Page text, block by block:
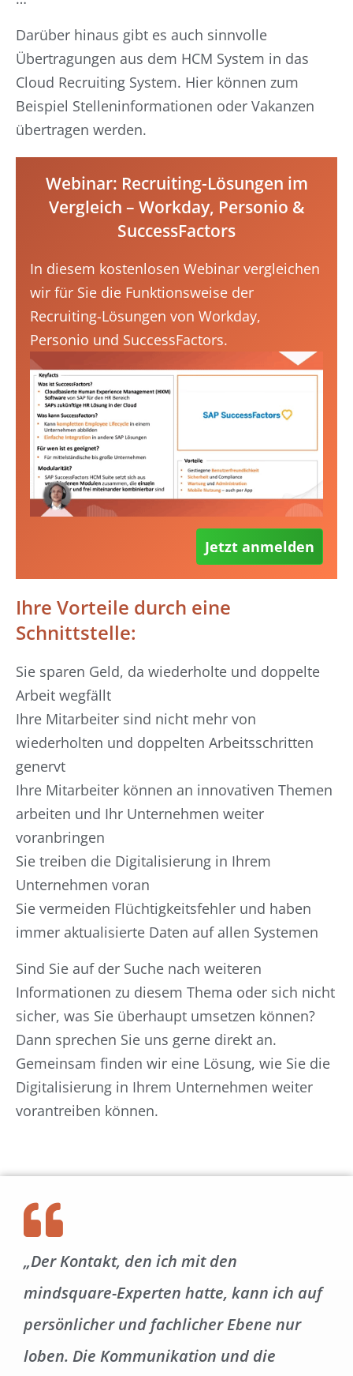
Darüber hinaus gibt es auch sinnvolle
Übertragungen aus dem HCM System in das
Cloud Recruiting System. Hier können zum
Beispiel Stelleninformationen oder Vakanzen
übertragen werden.
Webinar: Recruiting-Lösungen im
Vergleich – Workday, Personio &
SuccessFactors
In diesem kostenlosen Webinar vergleichen
wir für Sie die Funktionsweise der
Recruiting-Lösungen von Workday,
Personio und SuccessFactors.
Jetzt anmelden
Ihre Vorteile durch eine
Schnittstelle:
Sie sparen Geld, da wiederholte und doppelte
Arbeit wegfällt
Ihre Mitarbeiter sind nicht mehr von
wiederholten und doppelten Arbeitsschritten
genervt
Ihre Mitarbeiter können an innovativen Themen
arbeiten und Ihr Unternehmen weiter
voranbringen
Sie treiben die Digitalisierung in Ihrem
Unternehmen voran
Sie vermeiden Flüchtigkeitsfehler und haben
immer aktualisierte Daten auf allen Systemen
Sind Sie auf der Suche nach weiteren
Informationen zu diesem Thema oder sich nicht
sicher, was Sie überhaupt umsetzen können?
Dann sprechen Sie uns gerne direkt an.
Gemeinsam finden wir eine Lösung, wie Sie die
Digitalisierung in Ihrem Unternehmen weiter
vorantreiben können.
„Der Kontakt, den ich mit den
mindsquare-Experten hatte, kann ich auf
persönlicher und fachlicher Ebene nur
loben. Die Kommunikation und die